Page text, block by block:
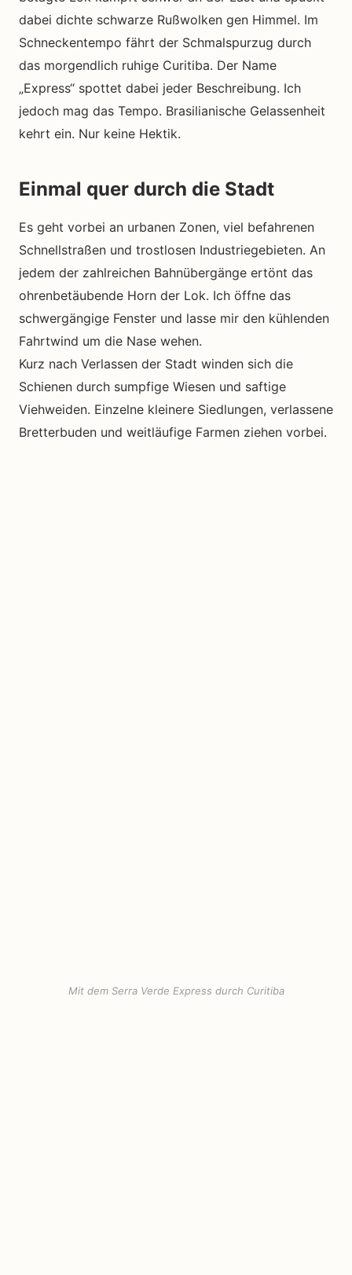
dabei dichte schwarze Rußwolken gen Himmel. Im
Schneckentempo fährt der Schmalspurzug durch
das morgendlich ruhige Curitiba. Der Name
„Express“ spottet dabei jeder Beschreibung. Ich
jedoch mag das Tempo. Brasilianische Gelassenheit
kehrt ein. Nur keine Hektik.
Einmal quer durch die Stadt
Es geht vorbei an urbanen Zonen, viel befahrenen
Schnellstraßen und trostlosen Industriegebieten. An
jedem der zahlreichen Bahnübergänge ertönt das
ohrenbetäubende Horn der Lok. Ich öffne das
schwergängige Fenster und lasse mir den kühlenden
Fahrtwind um die Nase wehen.
Kurz nach Verlassen der Stadt winden sich die
Schienen durch sumpfige Wiesen und saftige
Viehweiden. Einzelne kleinere Siedlungen, verlassene
Bretterbuden und weitläufige Farmen ziehen vorbei.
Mit dem Serra Verde Express durch Curitiba